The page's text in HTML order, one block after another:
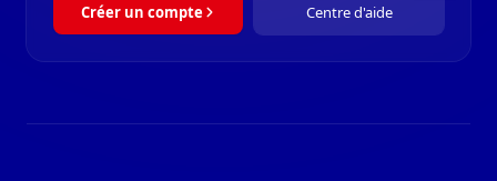
Créer un compte Centre d'aide